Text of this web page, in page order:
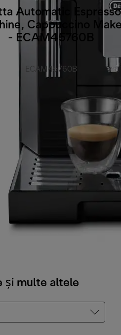
Automatic Espresso
Cappuccino
- ECAM45760B
ECAM45760B
și multe altele